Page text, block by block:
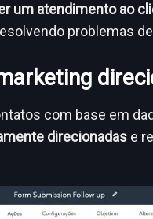
um atendimento ao
problemas
com base em
direcionadas e